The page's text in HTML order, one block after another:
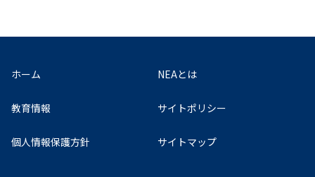
ホーム NEAとは
教育情報 サイトポリシー
個人情報保護方針 サイトマップ